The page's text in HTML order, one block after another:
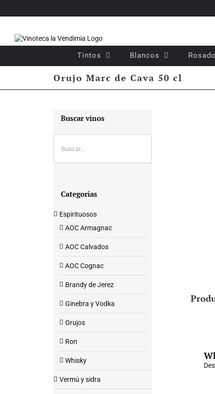
Tintos Blancos
Orujo Marc de Cava 50 cl
Buscar vinos
Categorías
Espirituosos
AOC Armagnac
AOC Calvados
AOC Cognac
Brandy de Jerez
Ginebra y Vodka
Orujos
Ron
Whisky
Vermú y sidra